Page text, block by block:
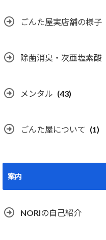
ごんた屋実店舗の様子
除菌消臭・次亜塩素酸
メンタル (43)
ごんた屋について (1)
案内
NORIの自己紹介